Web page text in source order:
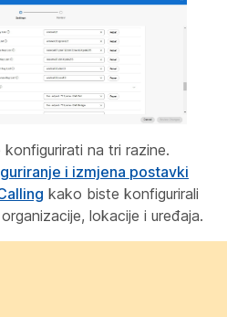
na tri razine.
i izmjena postavki
kako biste konfigurirali
lokacije i uređaja.